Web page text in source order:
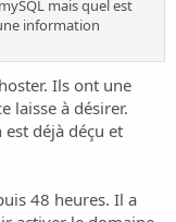
mais quel est
information
Ils ont une
laisse à désirer.
déjà déçu et
48 heures. Il a